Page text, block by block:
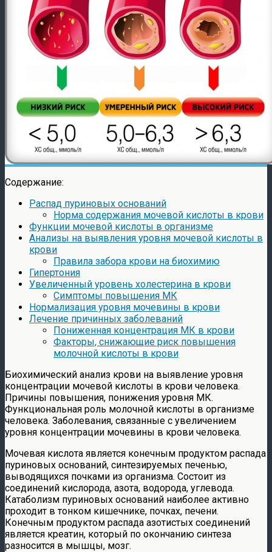
Содержание:
Распад пуриновых оснований
Норма содержания мочевой кислоты в крови
Функции мочевой кислоты в организме
Анализы на выявления уровня мочевой кислоты в
крови
Правила забора крови на биохимию
Гипертония
Увеличенный уровень холестерина в крови
Симптомы повышения МК
Нормализация уровня мочевины в крови
Лечение причинных заболеваний
Пониженная концентрация МК в крови
Факторы, снижающие риск повышения
молочной кислоты в крови
Биохимический анализ крови на выявление уровня
концентрации мочевой кислоты в крови человека.
Причины повышения, понижения уровня МК.
Функциональная роль молочной кислоты в организме
человека. Заболевания, связанные с увеличением
уровня концентрации мочевины в крови человека.
Мочевая кислота является конечным продуктом распада
пуриновых оснований, синтезируемых печенью,
выводящихся почками из организма. Состоит из
соединений кислорода, азота, водорода, углевода.
Катаболизм пуриновых оснований наиболее активно
проходит в тонком кишечнике, почках, печени.
Конечным продуктом распада азотистых соединений
является креатин, который по окончанию синтеза
разносится в мышцы, мозг.